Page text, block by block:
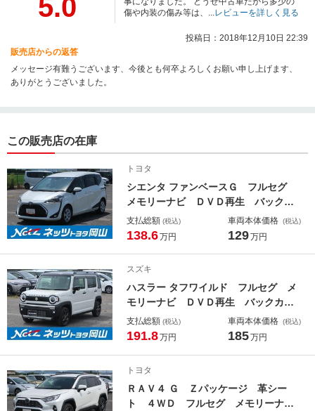
5.0
傷や内装の傷み等は、...レビューを詳しく見る
投稿日：2018年12月10日 22:39
販売店からの返答
メッセージ有難うございます、今後とも何卒よろしくお願い申し上げます、
ありがとうございました。
この販売店の在庫
トヨタ
シエンタ ファンベースＧ フルセグ
メモリーナビ ＤＶＤ再生 バックカ
メラ 衝突被害軽減システム ＥＴ
Ｃ ドラレコ 両側電動スライド Ｌ
支払総額 (税込)
138.6万円
車両本体価格 (税込)
129万円
スズキ
ハスラー タフワイルド フルセグ メ
モリーナビ ＤＶＤ再生 バックカメ
ラ 衝突被害軽減システム ＥＴＣ
ドラレコ ＬＥＤヘッドランプ アイ
支払総額 (税込)
191.8万円
車両本体価格 (税込)
185万円
トヨタ
ＲＡＶ４ Ｇ Ｚパッケージ 革シー
ト ４ＷＤ フルセグ メモリーナ